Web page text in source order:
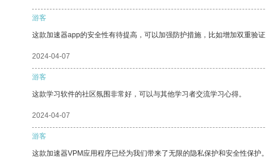
游客
这款加速器app的安全性有待提高，可以加强防护措施，比如增加双重验
2024-04-07
游客
这款学习软件的社区氛围非常好，可以与其他学习者交流学习心得。
2024-04-07
游客
这款加速器VPM应用程序已经为我们带来了无限的隐私保护和安全性保护